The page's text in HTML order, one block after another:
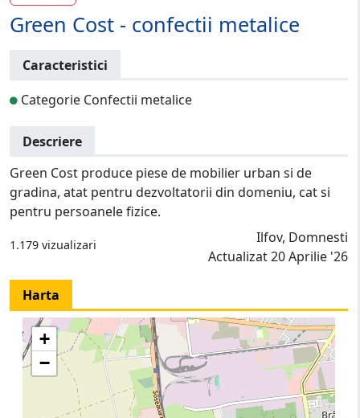
Green Cost - confectii metalice
Caracteristici
Categorie Confectii metalice
Descriere
Green Cost produce piese de mobilier urban si de
gradina, atat pentru dezvoltatorii din domeniu, cat si
pentru persoanele fizice.
1.179 vizualizari
Ilfov, Domnesti
Actualizat 20 Aprilie '26
Harta
+
−